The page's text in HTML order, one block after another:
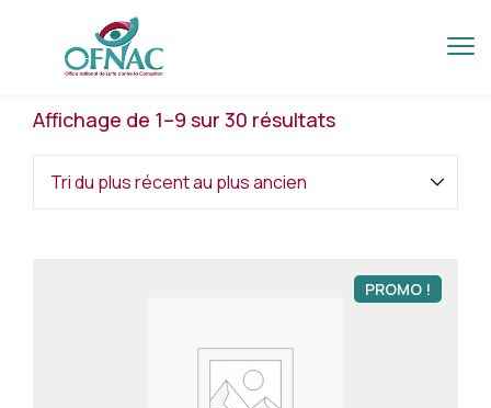
Affichage de 1–9 sur 30 résultats
PROMO !